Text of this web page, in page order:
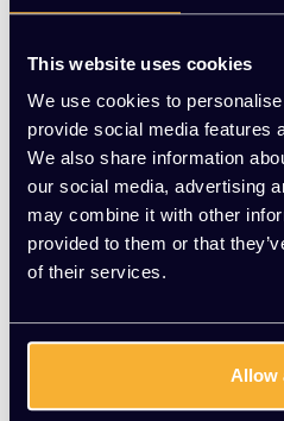
This website uses cookies
We use cookies to
provide social media features
We also share information
our social media, advertising
may combine it with other
provided to them or that
of their services.
Allow
Aantal - +
Vraag jouw
Gratis montage
Vrijblijvende offerte
Productomschrijving